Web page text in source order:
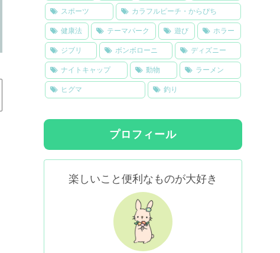
スポーツ カラフルピーチ・からぴち
健康法 テーマパーク 遊び ホラー
ジブリ ボンボローニ ディズニー
ナイトキャップ 動物 ラーメン
ヒグマ 釣り
プロフィール
楽しいこと便利なものが大好き